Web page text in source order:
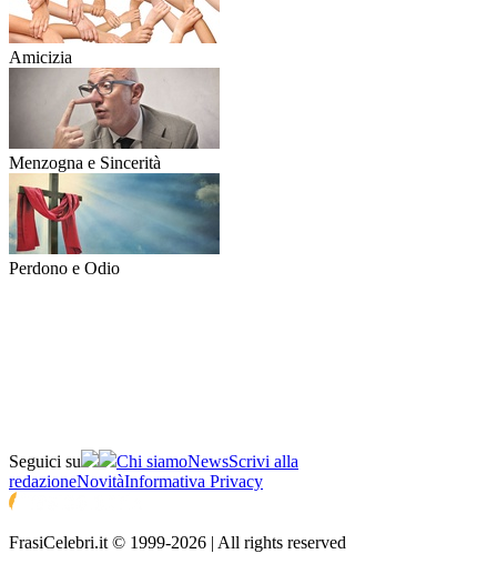
Amicizia
Menzogna e Sincerità
Perdono e Odio
Seguici su Chi siamoNewsScrivi alla
redazioneNovitàInformativa Privacy
FrasiCelebri.it © 1999-2026 | All rights reserved